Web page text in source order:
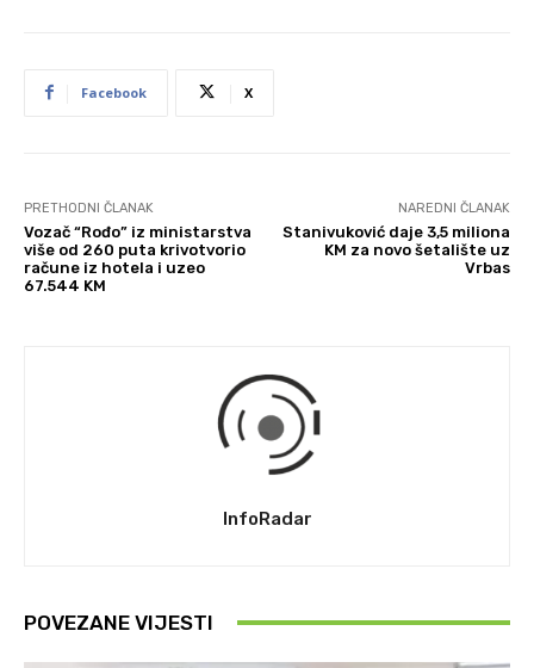
Facebook X
PRETHODNI ČLANAK
Vozač “Rođo” iz ministarstva
više od 260 puta krivotvorio
račune iz hotela i uzeo
67.544 KM
NAREDNI ČLANAK
Stanivuković daje 3,5 miliona
KM za novo šetalište uz
Vrbas
InfoRadar
POVEZANE VIJESTI